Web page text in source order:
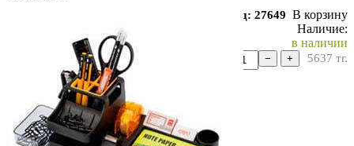
Код: 27649 В корзину
Наличие:
в наличии
5637 тг.
− +